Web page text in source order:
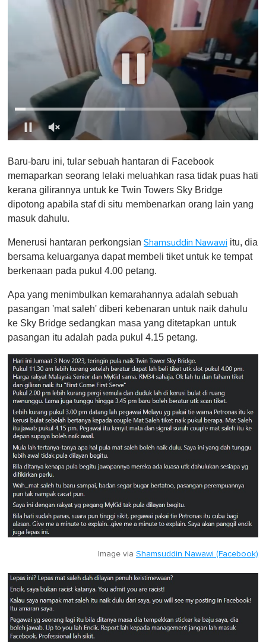
f
1
i
n
t
,
Baru-baru ini, tular sebuah hantaran di Facebook
memaparkan seorang lelaki meluahkan rasa tidak puas hati
kerana gilirannya untuk ke Twin Towers Sky Bridge
dipotong apabila staf di situ membenarkan orang lain yang
masuk dahulu.
Menerusi hantaran perkongsian Shamsuddin Nawawi itu, dia
bersama keluarganya dapat membeli tiket untuk ke tempat
berkenaan pada pukul 4.00 petang.
Apa yang menimbulkan kemarahannya adalah sebuah
pasangan 'mat saleh' diberi kebenaran untuk naik dahulu
ke Sky Bridge sedangkan masa yang ditetapkan untuk
pasangan itu adalah pada pukul 4.15 petang.
Image via Shamsuddin Nawawi (Facebook)